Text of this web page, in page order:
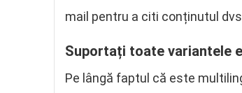
mail pentru a citi conținutul
Suportați toate variantele
Pe lângă faptul că este